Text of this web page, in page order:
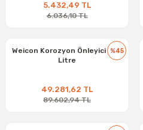
5.432,49 TL
6.036,10 TL
%45
Weicon Korozyon Önleyici - 30
Litre
49.281,62 TL
89.602,94 TL